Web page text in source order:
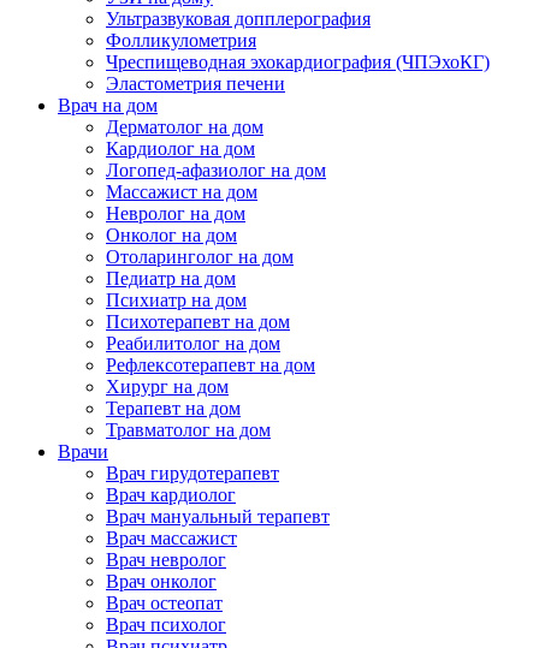
Ультразвуковая допплерография
Фолликулометрия
Чреспищеводная эхокардиография (ЧПЭхоКГ)
Эластометрия печени
Врач на дом
Дерматолог на дом
Кардиолог на дом
Логопед-афазиолог на дом
Массажист на дом
Невролог на дом
Онколог на дом
Отоларинголог на дом
Педиатр на дом
Психиатр на дом
Психотерапевт на дом
Реабилитолог на дом
Рефлексотерапевт на дом
Хирург на дом
Терапевт на дом
Травматолог на дом
Врачи
Врач гирудотерапевт
Врач кардиолог
Врач мануальный терапевт
Врач массажист
Врач невролог
Врач онколог
Врач остеопат
Врач психолог